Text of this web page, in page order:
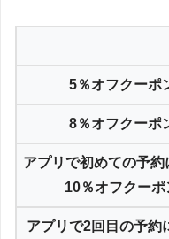
5％オフクーポ
8％オフクーポ
アプリで初めての予約
10％オフクーポ
アプリで2回目の予約